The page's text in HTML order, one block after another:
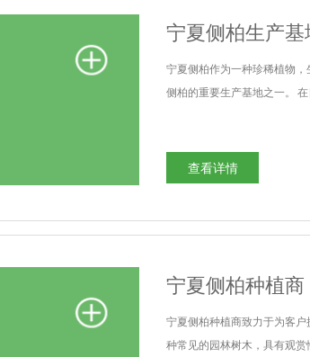
宁夏侧柏生产
宁夏侧柏作为一种珍稀植物
侧柏的重要生产基地之一。
查看详情
宁夏侧柏种植
宁夏侧柏种植商致力于为客
种常见的园林树木，具有观